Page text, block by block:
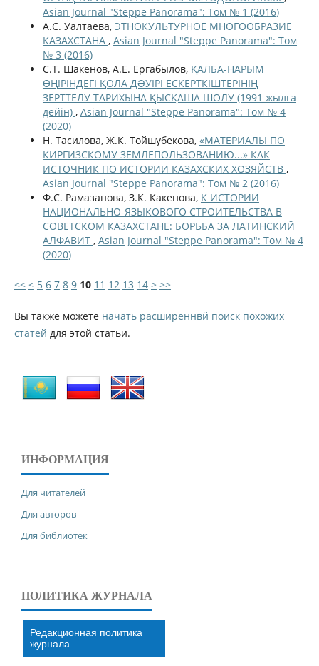
Asian Journal "Steppe Panorama": Том № 1 (2016)
А.С. Уалтаева, ЭТНОКУЛЬТУРНОЕ МНОГООБРАЗИЕ
КАЗАХСТАНА , Asian Journal "Steppe Panorama": Том
№ 3 (2016)
С.Т. Шакенов, А.Е. Ергабылов, ҚАЛБА-НАРЫМ
ӨҢІРІНДЕГІ ҚОЛА ДƏУІРІ ЕСКЕРТКІШТЕРІНІҢ
ЗЕРТТЕЛУ ТАРИХЫНА ҚЫСҚАША ШОЛУ (1991 жылға
дейін) , Asian Journal "Steppe Panorama": Том № 4
(2020)
Н. Тасилова, Ж.К. Тойшубекова, «МАТЕРИАЛЫ ПО
КИРГИЗСКОМУ ЗЕМЛЕПОЛЬЗОВАНИЮ...» КАК
ИСТОЧНИК ПО ИСТОРИИ КАЗАХСКИХ ХОЗЯЙСТВ ,
Asian Journal "Steppe Panorama": Том № 2 (2016)
Ф.С. Рамазанова, З.К. Какенова, К ИСТОРИИ
НАЦИОНАЛЬНО-ЯЗЫКОВОГО СТРОИТЕЛЬСТВА В
СОВЕТСКОМ КАЗАХСТАНЕ: БОРЬБА ЗА ЛАТИНСКИЙ
АЛФАВИТ , Asian Journal "Steppe Panorama": Том № 4
(2020)
<< < 5 6 7 8 9 10 11 12 13 14 > >>
Вы также можете начать расширеннвй поиск похожих
статей для этой статьи.
ИНФОРМАЦИЯ
Для читателей
Для авторов
Для библиотек
ПОЛИТИКА ЖУРНАЛА
Редакционная политика
журнала